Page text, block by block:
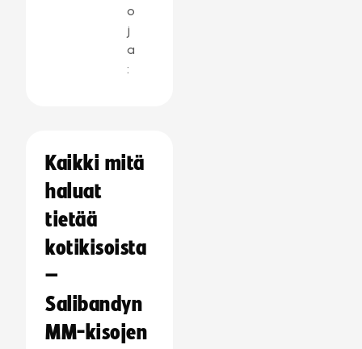
o
j
a
:
Kaikki mitä
haluat
tietää
kotikisoista
–
Salibandyn
MM-kisojen